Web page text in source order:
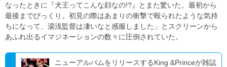
なったときに『犬王ってこんな顔なの!?』とまた驚いた。最初から
最後までびっくり。初見の際はあまりの衝撃で殴られたような気持
ちになって、湯浅監督は凄いなと感服しました」とスクリーンから
あふれ出るイマジネーションの数々に圧倒されていた。
ニューアルバムをリリースするKing &Princeが雑誌